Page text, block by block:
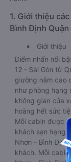
1. Giới thiệu
Bình Định Quận
Giới thiệu
Điểm nhấn nổi
12 - Sài Gòn từ
giường nằm cao
như phòng hạng
không gian của
hoàng hết sức
Mỗi cabin được
khách sạn hạng
Nhơn - Bình Định
khách. Mỗi